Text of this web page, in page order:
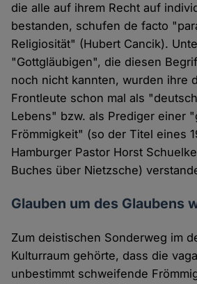
die alle auf ihrem Recht auf
bestanden, schufen de facto
Religiosität" (Hubert Cancik).
"Gottgläubigen", die diesen
noch nicht kannten, wurden ihre
Frontleute schon mal als
Lebens" bzw. als Prediger einer
Frömmigkeit" (so der Titel eines
Hamburger Pastor Horst
Buches über Nietzsche)
Glauben um des Glaubens
Zum deistischen Sonderweg im
Kulturraum gehörte, dass die
unbestimmt schweifende